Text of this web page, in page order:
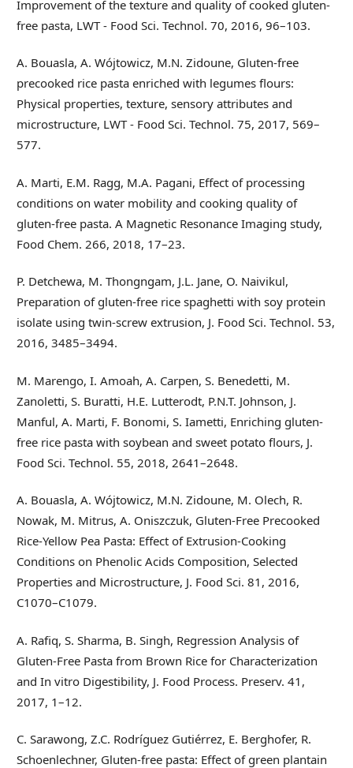
Improvement of the texture and quality of cooked gluten-
free pasta, LWT - Food Sci. Technol. 70, 2016, 96–103.
A. Bouasla, A. Wójtowicz, M.N. Zidoune, Gluten-free
precooked rice pasta enriched with legumes flours:
Physical properties, texture, sensory attributes and
microstructure, LWT - Food Sci. Technol. 75, 2017, 569–
577.
A. Marti, E.M. Ragg, M.A. Pagani, Effect of processing
conditions on water mobility and cooking quality of
gluten-free pasta. A Magnetic Resonance Imaging study,
Food Chem. 266, 2018, 17–23.
P. Detchewa, M. Thongngam, J.L. Jane, O. Naivikul,
Preparation of gluten-free rice spaghetti with soy protein
isolate using twin-screw extrusion, J. Food Sci. Technol. 53,
2016, 3485–3494.
M. Marengo, I. Amoah, A. Carpen, S. Benedetti, M.
Zanoletti, S. Buratti, H.E. Lutterodt, P.N.T. Johnson, J.
Manful, A. Marti, F. Bonomi, S. Iametti, Enriching gluten-
free rice pasta with soybean and sweet potato flours, J.
Food Sci. Technol. 55, 2018, 2641–2648.
A. Bouasla, A. Wójtowicz, M.N. Zidoune, M. Olech, R.
Nowak, M. Mitrus, A. Oniszczuk, Gluten-Free Precooked
Rice-Yellow Pea Pasta: Effect of Extrusion-Cooking
Conditions on Phenolic Acids Composition, Selected
Properties and Microstructure, J. Food Sci. 81, 2016,
C1070–C1079.
A. Rafiq, S. Sharma, B. Singh, Regression Analysis of
Gluten-Free Pasta from Brown Rice for Characterization
and In vitro Digestibility, J. Food Process. Preserv. 41,
2017, 1–12.
C. Sarawong, Z.C. Rodríguez Gutiérrez, E. Berghofer, R.
Schoenlechner, Gluten-free pasta: Effect of green plantain